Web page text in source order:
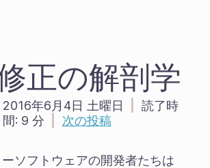
正の解剖学
2016年6月4日 土曜日
読了時
間: 9 分 次の投稿
ソフトウェアの開発者たちは